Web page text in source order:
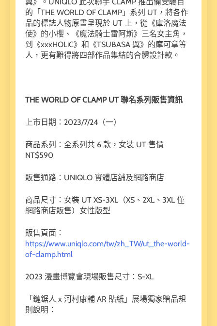
的「THE WORLD OF CLAMP」系列 UT，將各作
品的標誌人物原畫呈現於 UT 上，從《庫洛魔法
使》的小櫻、《魔法騎士雷阿斯》三名女主角，
到《xxxHOLiC》和《TSUBASA 翼》的摩可拿等
人，更有難得將四部作品集結的合體設計款。
THE WORLD OF CLAMP UT 聯名系列販售資訊
上市日期：2023/7/24（一）
商品系列：全系列共 6 款，女裝 UT 售價
NT$590
販售通路：UNIQLO 實體店舖及網路商店
商品尺寸：女裝 UT XS-3XL（XS、2XL、3XL 僅
網路商店販售）女性版型
販售頁面：
https://www.uniqlo.com/tw/zh_TW/ut_the-world-
of-clamp.html
2023 漫畫博覽會現場販售尺寸：S-XL
「鏈鋸人 x 河村康輔 AR 貼紙」展場獨家贈品規
則說明：